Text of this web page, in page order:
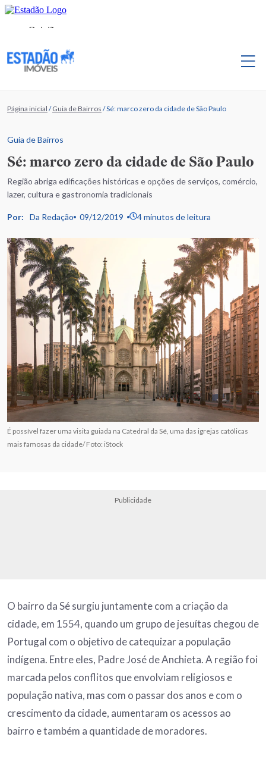
Página inicial /Guia de Bairros /Sé: marco zero da cidade de São Paulo
Guia de Bairros
Sé: marco zero da cidade de São Paulo
Região abriga edificações históricas e opções de serviços, comércio,
lazer, cultura e gastronomia tradicionais
Por: Da Redação 09/12/2019 4 minutos de leitura
É possível fazer uma visita guiada na Catedral da Sé, uma das igrejas católicas
mais famosas da cidade/ Foto: iStock
Publicidade
O bairro da Sé surgiu juntamente com a criação da
cidade, em 1554, quando um grupo de jesuítas chegou de
Portugal com o objetivo de catequizar a população
indígena. Entre eles, Padre José de Anchieta. A região foi
marcada pelos conflitos que envolviam religiosos e
população nativa, mas com o passar dos anos e com o
crescimento da cidade, aumentaram os acessos ao
bairro e também a quantidade de moradores.